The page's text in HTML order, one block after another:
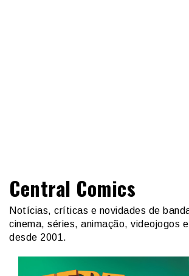
Central Comics
Notícias, críticas e novidades de
cinema, séries, animação, videojogos
desde 2001.